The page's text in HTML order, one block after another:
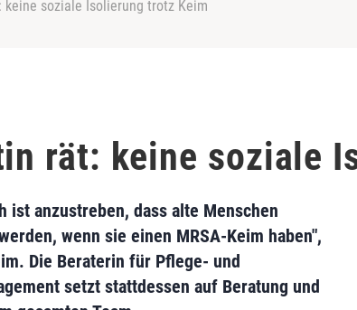
keine soziale Isolierung trotz Keim
rät: keine soziale
ist anzustreben, dass alte Menschen
wenn sie einen MRSA-Keim haben",
Die Beraterin für Pflege- und
setzt stattdessen auf Beratung und